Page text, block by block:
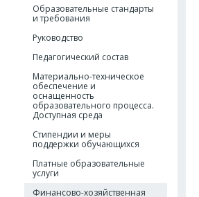
Образовательные стандарты
и требования
Руководство
Педагогический состав
Материально-техническое
обеспечение и
оснащенность
образовательного процесса.
Доступная среда
Стипендии и меры
поддержки обучающихся
Платные образовательные
услуги
Финансово-хозяйственная